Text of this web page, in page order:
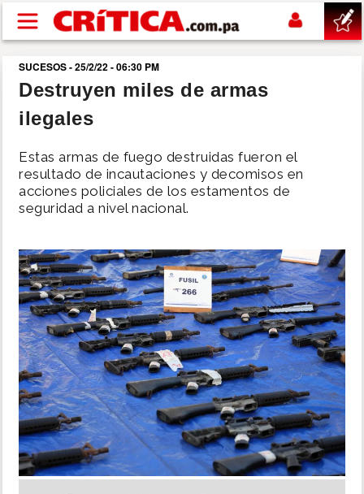
Pasar al contenido principal
buscar
SUCESOS
NACIONAL
POLÍTICA
SHOW
DEPORTES
MUNDO
INSÓLITAS
MULTIMEDIA
SUCESOS - 25/2/22 - 06:30 PM
Destruyen miles de armas
ilegales
Estas armas de fuego destruidas fueron el
resultado de incautaciones y decomisos en
acciones policiales de los estamentos de
seguridad a nivel nacional.